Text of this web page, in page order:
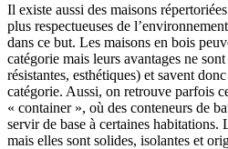
Il existe aussi des maisons
plus respectueuses de
dans ce but. Les maisons en bois
catégorie mais leurs avantages ne
résistantes, esthétiques) et savent
catégorie. Aussi, on retrouve parfois
« container », où des conteneurs de
servir de base à certaines habitations.
mais elles sont solides, isolantes et